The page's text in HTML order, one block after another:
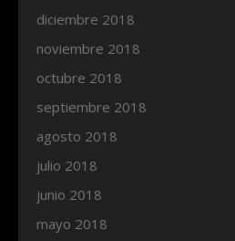
diciembre 2018
noviembre 2018
octubre 2018
septiembre 2018
agosto 2018
julio 2018
junio 2018
mayo 2018